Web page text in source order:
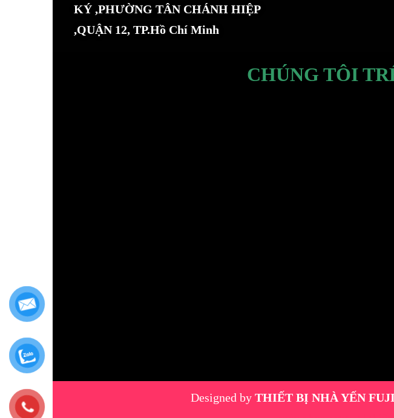
KÝ ,PHƯỜNG TÂN CHÁNH HIỆP
,QUẬN 12, TP.Hồ Chí Minh
CHÚNG TÔI
Designed by THIẾT BỊ NHÀ YẾN